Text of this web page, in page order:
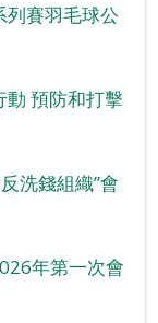
列賽羽毛球公
動 預防和打擊
洗錢組織”會
年第一次會